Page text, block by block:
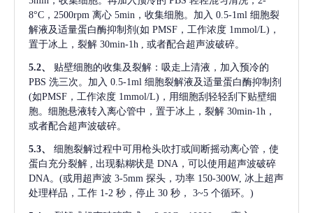
8°C，2500rpm 离心 5min，收集细胞。加入 0.5-1ml 细胞裂
解液及适量蛋白酶抑制剂(如 PMSF，工作浓度 1mmol/L)，
置于冰上，裂解 30min-1h , 或者配合超声波破碎。
5.2、
贴壁细胞的收集及裂解：吸走上清液，加入预冷的
PBS 洗三次。加入 0.5-1ml 细胞裂解液及适量蛋白酶抑制剂
(如PMSF，工作浓度 1mmol/L)，用细胞刮轻轻刮下贴壁细
胞。细胞悬液转入离心管中，置于冰上，裂解 30min-1h，
或者配合超声波破碎。
5.3、
细胞裂解过程中可用枪头吹打或间断摇动离心管，使
蛋白充分裂解 , 出现黏糊状是 DNA，可以使用超声波破碎
DNA。(或用超声波 3-5mm 探头，功率 150-300W, 冰上超声
处理样品，工作 1-2 秒，停止 30 秒， 3~5 个循环。)